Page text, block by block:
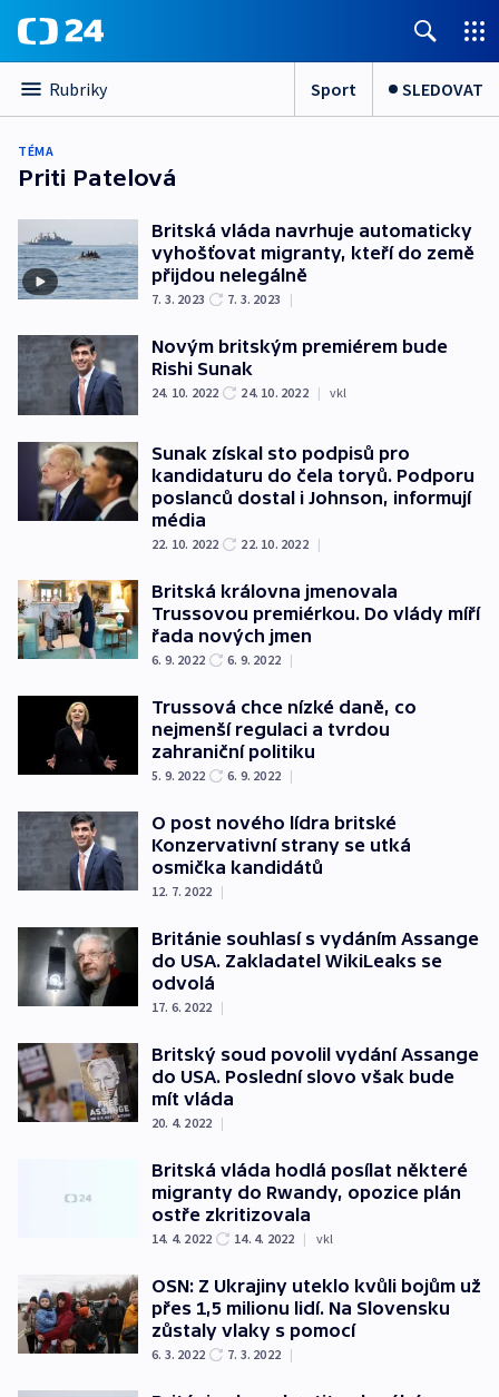
Rubriky Sport SLEDOVAT
TÉMA
Priti Patelová
Britská vláda navrhuje automaticky
vyhošťovat migranty, kteří do země
přijdou nelegálně
7. 3. 2023 7. 3. 2023 |
Novým britským premiérem bude
Rishi Sunak
24. 10. 2022 24. 10. 2022 | vkl
Sunak získal sto podpisů pro
kandidaturu do čela toryů. Podporu
poslanců dostal i Johnson, informují
média
22. 10. 2022 22. 10. 2022 |
Britská královna jmenovala
Trussovou premiérkou. Do vlády míří
řada nových jmen
6. 9. 2022 6. 9. 2022 |
Trussová chce nízké daně, co
nejmenší regulaci a tvrdou
zahraniční politiku
5. 9. 2022 6. 9. 2022 |
O post nového lídra britské
Konzervativní strany se utká
osmička kandidátů
12. 7. 2022 |
Británie souhlasí s vydáním Assange
do USA. Zakladatel WikiLeaks se
odvolá
17. 6. 2022 |
Britský soud povolil vydání Assange
do USA. Poslední slovo však bude
mít vláda
20. 4. 2022 |
Britská vláda hodlá posílat některé
migranty do Rwandy, opozice plán
ostře zkritizovala
14. 4. 2022 14. 4. 2022 | vkl
OSN: Z Ukrajiny uteklo kvůli bojům už
přes 1,5 milionu lidí. Na Slovensku
zůstaly vlaky s pomocí
6. 3. 2022 7. 3. 2022 |